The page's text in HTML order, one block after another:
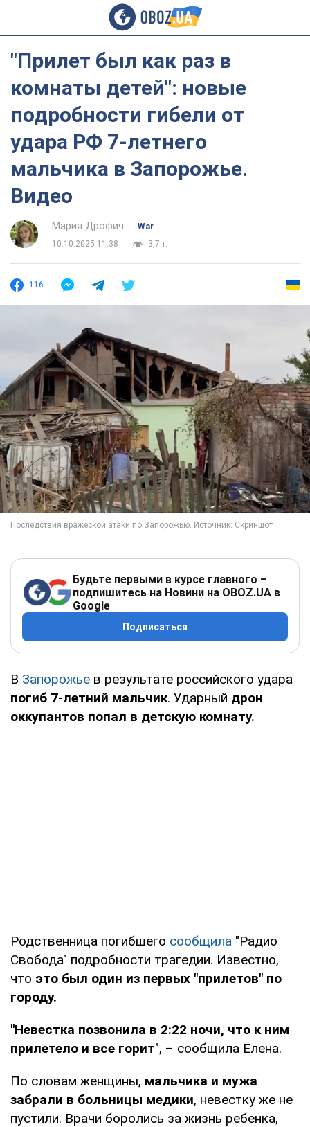
"Прилет был как раз в
комнаты детей": новые
подробности гибели от
удара РФ 7-летнего
мальчика в Запорожье.
Видео
Мария Дрофич
War
10.10.2025 11:38
3,7 т.
116
Будьте первыми в курсе главного –
подпишитесь на Новини на OBOZ.UA в
Google
Подписаться
В Запорожье в результате российского удара
погиб 7-летний мальчик. Ударный дрон
оккупантов попал в детскую комнату.
Родственница погибшего сообщила "Радио
Свобода" подробности трагедии. Известно,
что это был один из первых "прилетов" по
городу.
"Невестка позвонила в 2:22 ночи, что к ним
прилетело и все горит", – сообщила Елена.
По словам женщины, мальчика и мужа
забрали в больницы медики, невестку же не
пустили. Врачи боролись за жизнь ребенка,